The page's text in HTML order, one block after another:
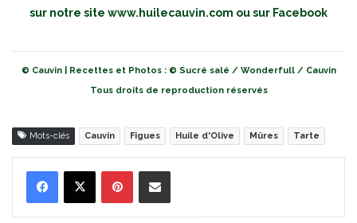
sur notre site www.huilecauvin.com ou sur Facebook
© Cauvin | Recettes et Photos : © Sucré salé / Wonderfull / Cauvin
Tous droits de reproduction réservés
Mots-clés Cauvin Figues Huile d'Olive Mûres Tarte